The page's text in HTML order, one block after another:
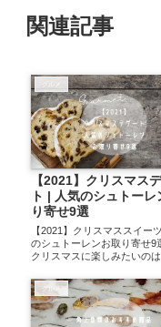
関連記事
【2021】クリスマス
ト | 人気のシュトーレ
り寄せ9選
【2021】クリスマススイー
のシュトーレンお取り寄せ9
クリスマスに楽しみたいのは
のお菓子です。楽天で評価
た&高かった順にピックアッ
ましたのでお買い物の際の
な...
グルメ